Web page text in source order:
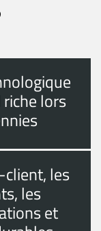
lors
les
les
et